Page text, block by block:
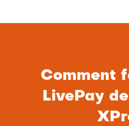
Comment
LivePay